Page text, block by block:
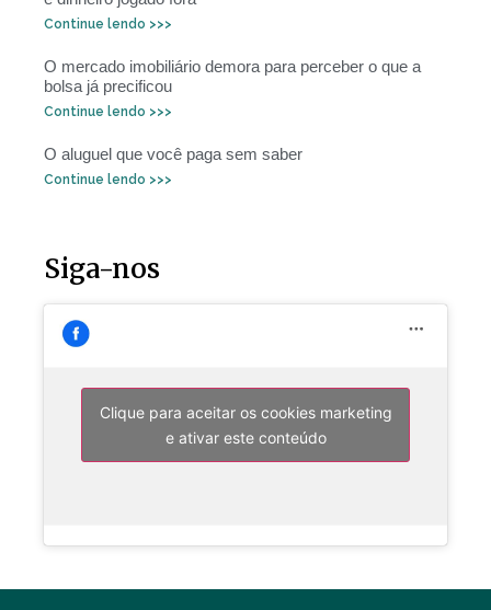
Continue lendo >>>
O mercado imobiliário demora para perceber o que a
bolsa já precificou
Continue lendo >>>
O aluguel que você paga sem saber
Continue lendo >>>
Siga-nos
Clique para aceitar os cookies marketing
e ativar este conteúdo